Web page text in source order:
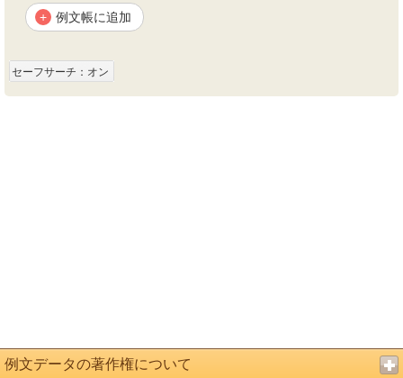
+ 例文帳に追加
セーフサーチ：オン
例文データの著作権について